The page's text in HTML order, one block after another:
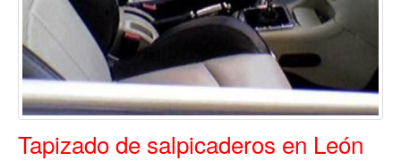
Tapizado de salpicaderos en León